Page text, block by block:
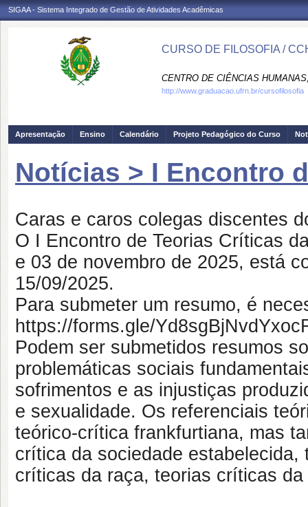
SIGAA - Sistema Integrado de Gestão de Atividades Acadêmicas
CURSO DE FILOSOFIA /
CENTRO DE CIÊNCIAS
http://www.graduacao.ufrn.br/cursofilosofia
Apresentação Ensino Calendário Projeto Pedagógico do Curso
Notícias > I Encontro
Caras e caros colegas discentes
O I Encontro de Teorias Críticas
e 03 de novembro de 2025, está
15/09/2025.
Para submeter um resumo, é
https://forms.gle/
Podem ser submetidos resumos
problemáticas sociais
sofrimentos e as injustiças
e sexualidade. Os referenciais
teórico-crítica frankfurtiana, mas
crítica da sociedade
críticas da raça, teorias críticas